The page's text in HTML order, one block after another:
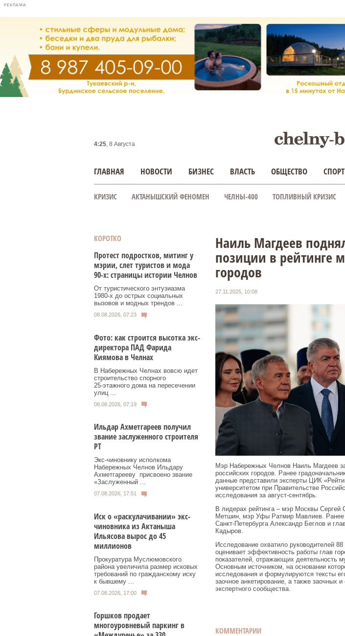
РЕКЛАМА
4:25, 8 Августа
ГЛАВНАЯ НОВОСТИ БИЗНЕС ВЛАСТЬ ОБЩЕСТВО СПОРТ
КРИЗИС АКТАНЫШСКИЙ ФЕНОМЕН ЧЕЛНЫ-400 ТОПЛИВНЫЙ КРИЗИС
КОРОТКО
Протест подростков, митинг у
мэрии, слет туристов и мода
90-х: страницы истории Челнов
От туристического энтузиазма
1980‑х до острых социальных
вызовов и модных трендов ...
08.08.2026, 07:23
Фото: как строится высотка экс-
директора ПАД Фарида
Киямова в Челнах
В Набережных Челнах вовсю идет
строительство спорного
25‑этажного дома на пересечении
улиц ...
08.08.2026, 07:19
Ильдар Ахметгареев получил
звание заслуженного строителя
РТ
Экс‑чиновнику исполкома
Набережных Челнов Ильдару
Ахметгарееву присвоено звание
«Заслуженный ...
07.08.2026, 17:51
Иск о «раскулачивании» экс-
чиновника из Актаныша
Ильясова вырос до 45
миллионов
Прокуратура Муслюмовского
района увеличила размер исковых
требований по гражданскому иску
к бывшему ...
07.08.2026, 17:00
Горшков продает
многоуровневый паркинг в
Наиль Магдеев
позиции в рейтинге
городов
27.11.2025, 10:08
Мэр Набережных Челнов Наиль Магдеев
российских городов. Ранее
данные представили эксперты ЦИК
университетом при Правительстве
исследования за август-сентябрь.
В лидерах рейтинга – мэр Москвы Сергей
Метшин, мэр Уфы Ратмир Мавлиев. Ранее
Санкт-Петербурга Александр Беглов и
Кадыров.
Исследование охватило руководителей
оценивает эффективность работы глав
показателей, отражающих деятельность
Основным источником, на основании
исследования и формулируются тексты
заочное анкетирование, а также заочных
экспертного сообщества.
КОММЕНТАРИИ